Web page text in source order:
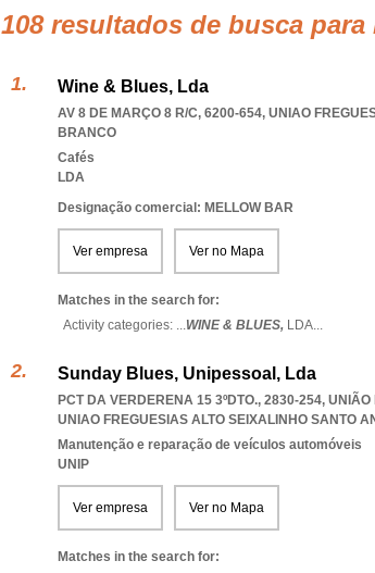
108 resultados de busca para
Wine & Blues, Lda
AV 8 DE MARÇO 8 R/C, 6200-654, UNIAO
BRANCO
Cafés
LDA
Designação comercial: MELLOW BAR
Ver empresa Ver no Mapa
Matches in the search for:
Activity categories: ...WINE & BLUES, LDA...
Sunday Blues, Unipessoal, Lda
PCT DA VERDERENA 15 3ºDTO., 2830-254,
UNIAO FREGUESIAS ALTO SEIXALINHO SANTO
Manutenção e reparação de veículos automóveis
UNIP
Ver empresa Ver no Mapa
Matches in the search for: